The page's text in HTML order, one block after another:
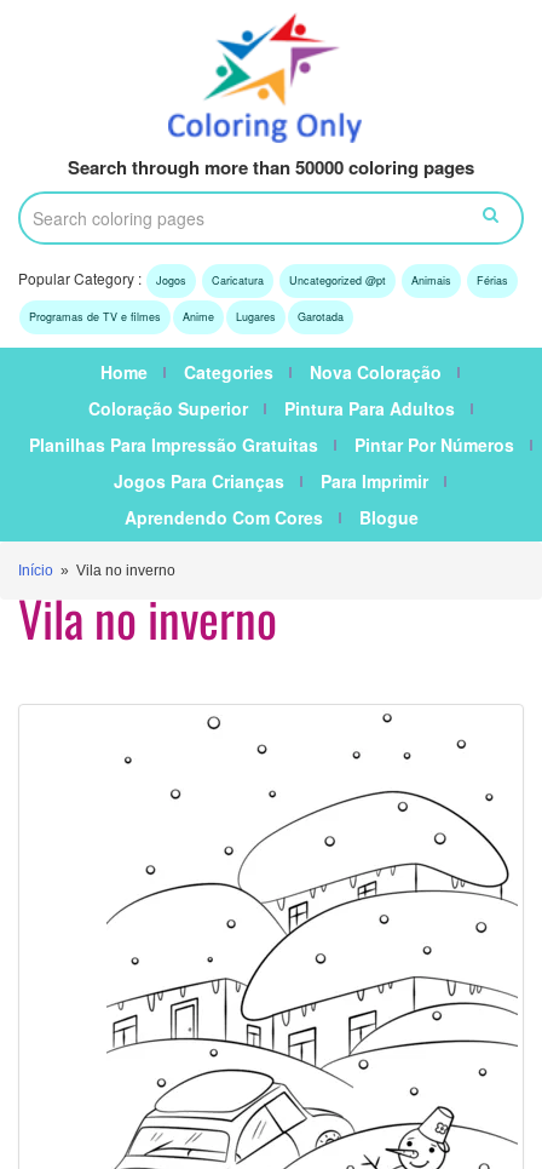
Search through more than 50000 coloring pages
Popular Category : Jogos Caricatura Uncategorized @pt Animais Férias
Programas de TV e filmes Anime Lugares Garotada
Home Categories
Nova Coloração
Coloração Superior
Pintura Para Adultos
Planilhas Para Impressão Gratuitas
Pintar Por Números
Jogos Para Crianças
Para Imprimir
Aprendendo Com Cores
Blogue
Início » Vila no inverno
Vila no inverno